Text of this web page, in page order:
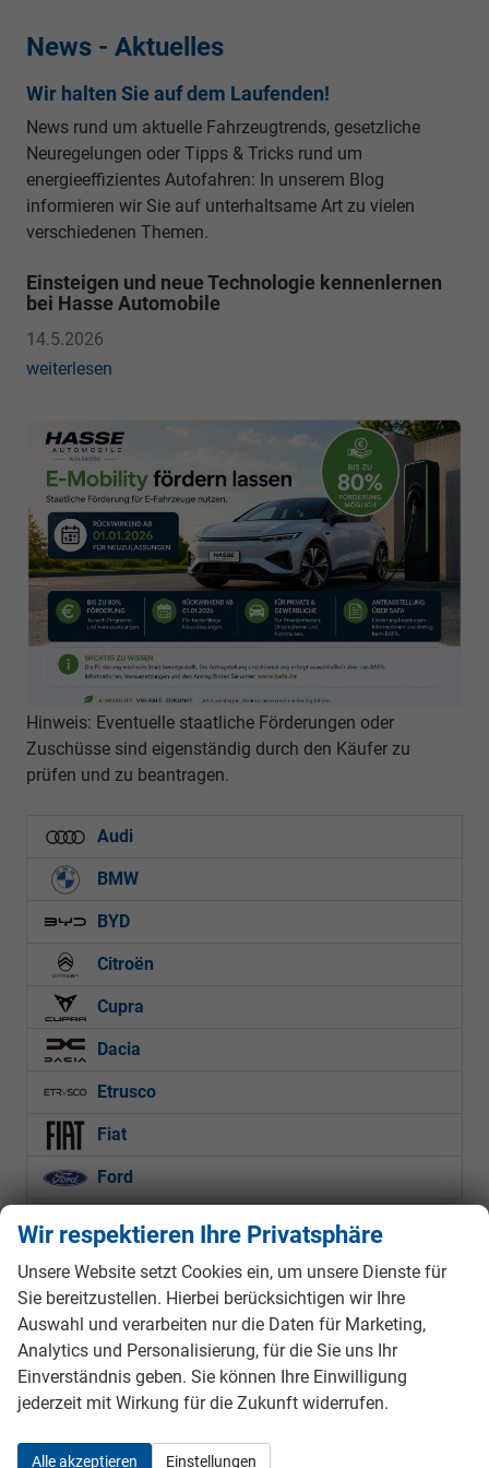
News - Aktuelles
Wir halten Sie auf dem Laufenden!
News rund um aktuelle Fahrzeugtrends, gesetzliche
Neuregelungen oder Tipps & Tricks rund um
energieeffizientes Autofahren: In unserem Blog
informieren wir Sie auf unterhaltsame Art zu vielen
verschiedenen Themen.
Einsteigen und neue Technologie kennenlernen
bei Hasse Automobile
14.5.2026
weiterlesen
Hinweis: Eventuelle staatliche Förderungen oder
Zuschüsse sind eigenständig durch den Käufer zu
prüfen und zu beantragen.
Audi
BMW
BYD
Citroën
Cupra
Dacia
Etrusco
Fiat
Ford
Hyundai
Jeep
Kia
Mercedes-Benz
MG
Wir respektieren Ihre Privatsphäre
Unsere Website setzt Cookies ein, um unsere Dienste für
Sie bereitzustellen. Hierbei berücksichtigen wir Ihre
Auswahl und verarbeiten nur die Daten für Marketing,
Analytics und Personalisierung, für die Sie uns Ihr
Einverständnis geben. Sie können Ihre Einwilligung
jederzeit mit Wirkung für die Zukunft widerrufen.
Alle akzeptieren Einstellungen